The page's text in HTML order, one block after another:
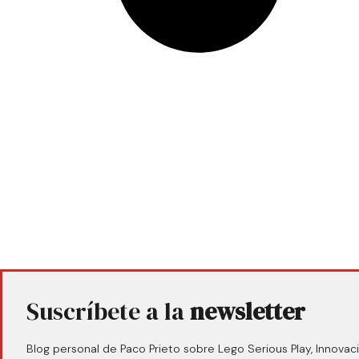
Suscríbete a lanewsletter
Blog personal de Paco Prieto sobre Lego Serious Play,